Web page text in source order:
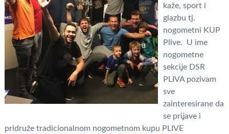
kaže, sport i
glazbu tj.
nogometni KUP
Plive. U ime
nogometne
sekcije DSR
PLIVA pozivam
sve
zainteresirane da
se prijave i
pridruže tradicionalnom nogometnom kupu PLIVE